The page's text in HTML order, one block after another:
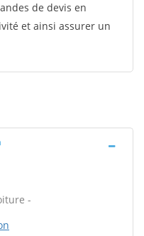
de devis en
et ainsi assurer un
-